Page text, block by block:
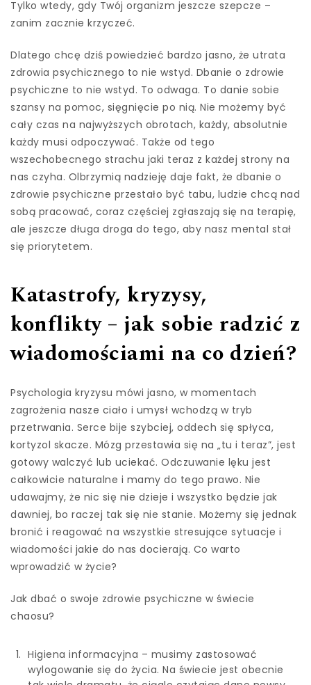
Tylko wtedy, gdy Twój organizm jeszcze szepcze –
zanim zacznie krzyczeć.
Dlatego chcę dziś powiedzieć bardzo jasno, że utrata
zdrowia psychicznego to nie wstyd. Dbanie o zdrowie
psychiczne to nie wstyd. To odwaga. To danie sobie
szansy na pomoc, sięgnięcie po nią. Nie możemy być
cały czas na najwyższych obrotach, każdy, absolutnie
każdy musi odpoczywać. Także od tego
wszechobecnego strachu jaki teraz z każdej strony na
nas czyha. Olbrzymią nadzieję daje fakt, że dbanie o
zdrowie psychiczne przestało być tabu, ludzie chcą nad
sobą pracować, coraz częściej zgłaszają się na terapię,
ale jeszcze długa droga do tego, aby nasz mental stał
się priorytetem.
Katastrofy, kryzysy,
konflikty – jak sobie radzić z
wiadomościami na co dzień?
Psychologia kryzysu mówi jasno, w momentach
zagrożenia nasze ciało i umysł wchodzą w tryb
przetrwania. Serce bije szybciej, oddech się spłyca,
kortyzol skacze. Mózg przestawia się na „tu i teraz”, jest
gotowy walczyć lub uciekać. Odczuwanie lęku jest
całkowicie naturalne i mamy do tego prawo. Nie
udawajmy, że nic się nie dzieje i wszystko będzie jak
dawniej, bo raczej tak się nie stanie. Możemy się jednak
bronić i reagować na wszystkie stresujące sytuacje i
wiadomości jakie do nas docierają. Co warto
wprowadzić w życie?
Jak dbać o swoje zdrowie psychiczne w świecie
chaosu?
Higiena informacyjna – musimy zastosować
wylogowanie się do życia. Na świecie jest obecnie